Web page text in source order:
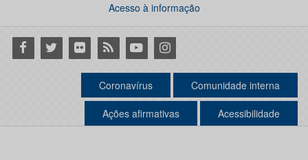
Acesso à informação
Facebook
Twitter Flickr RSS YoutubeInstagram
Coronavírus Comunidade interna
Ações afirmativas Acessibilidade